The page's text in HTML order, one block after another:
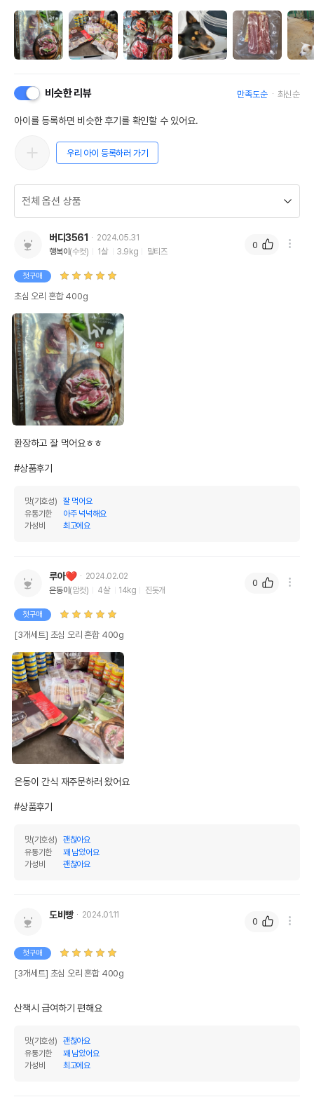
상품 필수 정보
품명 및 모델명
법에 의한 인증,허가 등을
받았음을 확인할수 있는
경우 그에 대한 사항
제조국 또는 원산지 BANGLADESH
제조자,수입품의 경우
AS책임자와 전화번호
또는 소비자상담 관련
전화번호
유통기한
단, 상품명에 유통기한 명시된 경우, 해당
비슷한 리뷰 만족도순 최신순
아이를 등록하면 비슷한 후기를 확인할 수 있어요.
우리 아이 등록하러 가기
버디3561
2024.05.31
행복이 (수컷) 1살 3.9kg 말티즈
첫구매
초심 오리 혼합 400g
환장하고 잘 먹어요ㅎㅎ
#상품후기
맛(기호성)
잘 먹어요
유통기한
아주 넉넉해요
가성비
최고에요
0
루아❤
2024.02.02
은동이 (암컷) 4살 14kg 진돗개
첫구매
[3개세트] 초심 오리 혼합 400g
은동이 간식 재주문하러 왔어요
#상품후기
맛(기호성)
괜찮아요
유통기한
꽤 남았어요
가성비
괜찮아요
0
도비빵 2024.01.11
첫구매
[3개세트] 초심 오리 혼합 400g
산책시 급여하기 편해요
맛(기호성)
괜찮아요
유통기한
꽤 남았어요
가성비
최고에요
0